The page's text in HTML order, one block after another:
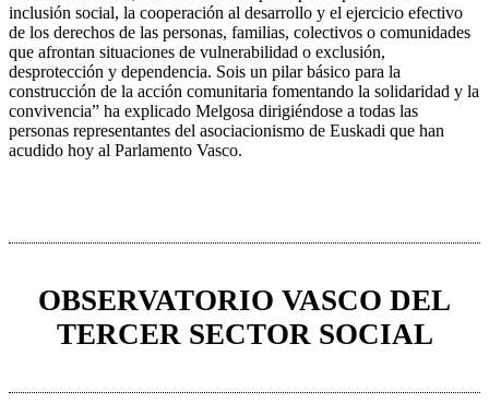
inclusión social, la cooperación al desarrollo y el ejercicio efectivo
de los derechos de las personas, familias, colectivos o comunidades
que afrontan situaciones de vulnerabilidad o exclusión,
desprotección y dependencia. Sois un pilar básico para la
construcción de la acción comunitaria fomentando la solidaridad y la
convivencia” ha explicado Melgosa dirigiéndose a todas las
personas representantes del asociacionismo de Euskadi que han
acudido hoy al Parlamento Vasco.
OBSERVATORIO VASCO DEL
TERCER SECTOR SOCIAL